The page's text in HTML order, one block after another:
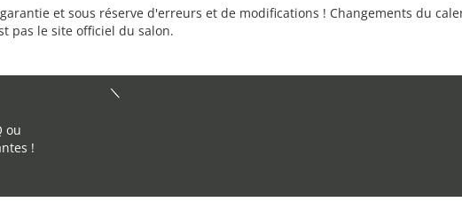
et sous réserve d'erreurs et de modifications ! Changements du
pas le site officiel du salon.
ou
!